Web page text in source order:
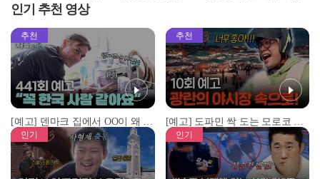
인기 추천 영상
추천
[예고] 덴마크 집에서 OO이 왜 나와...? 이상할 정도로 한국을 사랑하는 우리 형을 제보합니다!
추천
[예고] 도파민 싹 도는 모로코 야시장 투어!
인기 인기